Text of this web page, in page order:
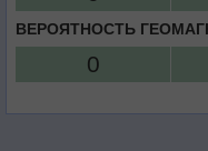
ВЕРОЯТНОСТЬ
0